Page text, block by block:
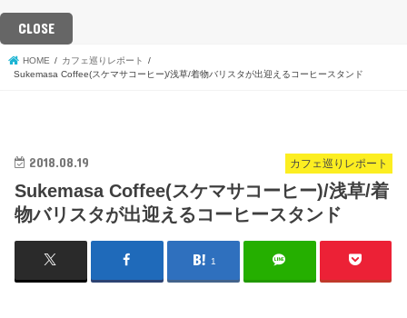
CLOSE
HOME
カフェ巡りレポート
Sukemasa Coffee(スケマサコーヒー)/浅草/着物バリスタが出迎えるコーヒースタンド
カフェ巡りレポート
2018.08.19
Sukemasa Coffee(スケマサコーヒー)/浅草/着
物バリスタが出迎えるコーヒースタンド
1